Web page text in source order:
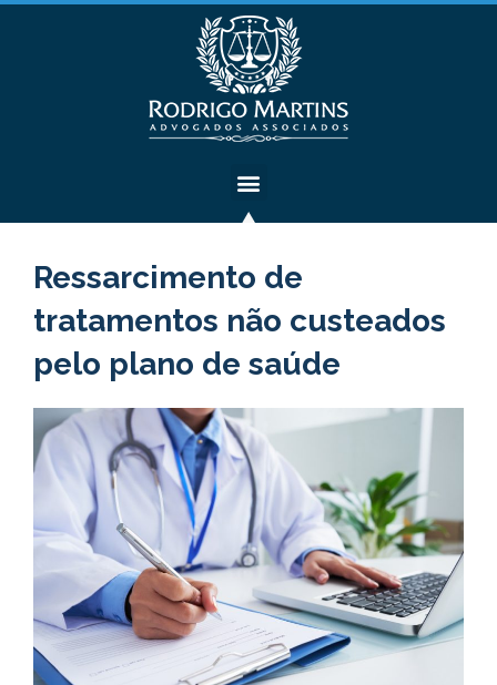
Ressarcimento de
tratamentos não custeados
pelo plano de saúde